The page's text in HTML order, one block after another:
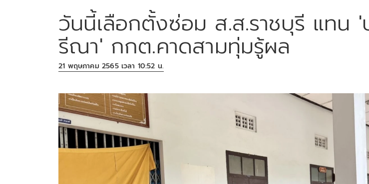
วันนี้เลือกตั้งซ่อม ส.ส.ราชบุรี แทน '
รีณา' กกต.คาดสามทุ่มรู้ผล
21 พฤษภาคม 2565 เวลา 10:52 น.